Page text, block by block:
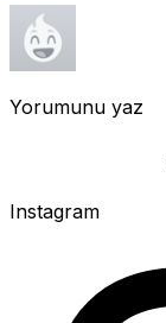
Yorumunu yaz
Instagram